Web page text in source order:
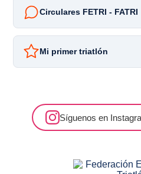
Circulares FETRI - FATRI
Mi primer triatlón
Síguenos en